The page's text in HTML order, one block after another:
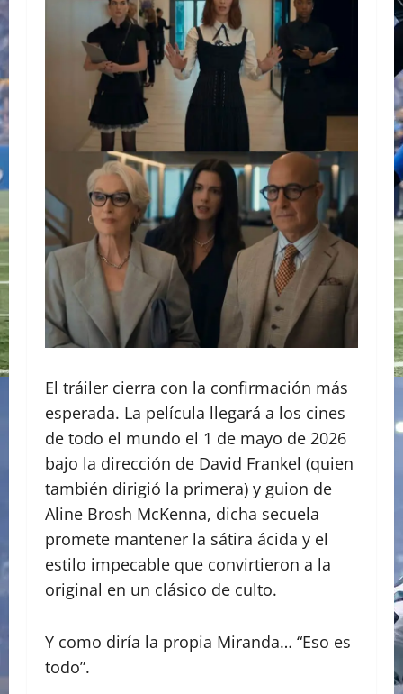
El tráiler cierra con la confirmación más
esperada. La película llegará a los cines
de todo el mundo el 1 de mayo de 2026
bajo la dirección de David Frankel (quien
también dirigió la primera) y guion de
Aline Brosh McKenna, dicha secuela
promete mantener la sátira ácida y el
estilo impecable que convirtieron a la
original en un clásico de culto.
​Y como diría la propia Miranda… “Eso es
todo”.